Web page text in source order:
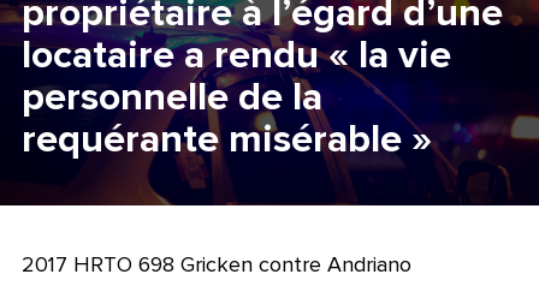
propriétaire à l’égard d’une
locataire a rendu « la vie
personnelle de la
requérante misérable »
2017 HRTO 698 Gricken contre Andriano